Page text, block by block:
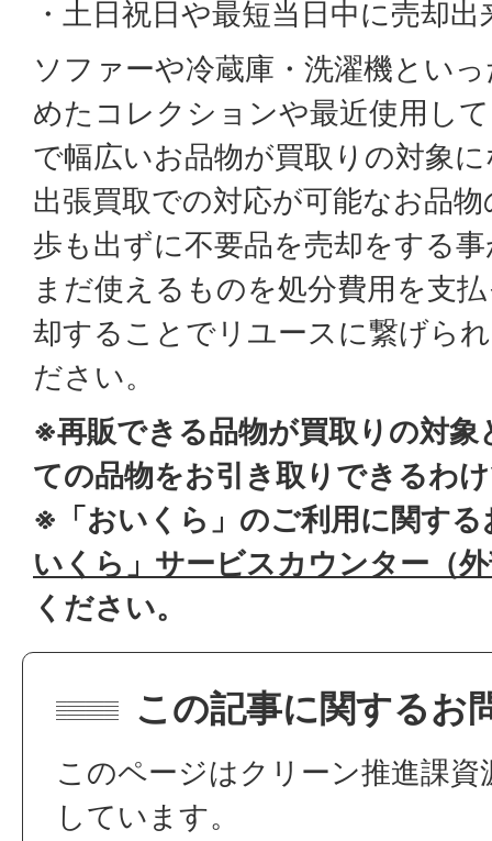
・土日祝日や最短当日中に売却
ソファーや冷蔵庫・洗濯機とい
めたコレクションや最近使用し
で幅広いお品物が買取りの対象
出張買取での対応が可能なお品
歩も出ずに不要品を売却をする
まだ使えるものを処分費用を支
却することでリユースに繋げら
ださい。
※再販できる品物が買取りの対
ての品物をお引き取りできるわ
※「おいくら」のご利用に関す
いくら」サービスカウンター（
ください。
この記事に関するお
このページはクリーン推進課資
しています。